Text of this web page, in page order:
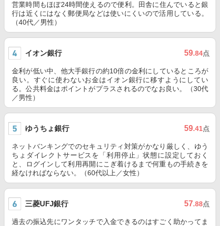
営業時間もほぼ24時間使えるので便利。田舎に住んでいると銀
行は近くにはなく郵便局などは使いにくいので活用している。
（40代／男性）
イオン銀行 59.84点
金利が低い中、他大手銀行の約10倍の金利にしているところが
良い。すぐに使わないお金はイオン銀行に移すようにしてい
る。公共料金はポイントがプラスされるのでなお良い。（30代
／男性）
ゆうちょ銀行 59.41点
ネットバンキングでのセキュリティ対策がかなり厳しく、ゆう
ちょダイレクトサービスを「利用停止」状態に設定しておく
と、ログインして利用再開にこぎ着けるまで何重もの手続きを
経なければならない。（60代以上／女性）
三菱UFJ銀行 57.88点
過去の振込先にワンタッチで入金できるのはすごく助かってま